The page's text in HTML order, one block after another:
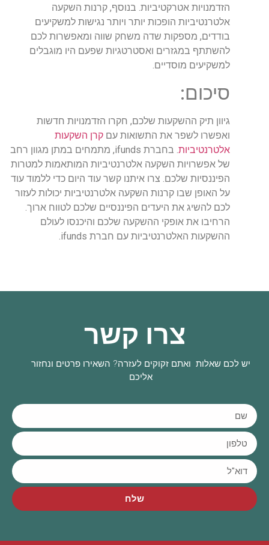
הזדמנויות אטרקטיביות. בנוסף, קרנות השקעה
אלטרנטיביות הופכות יותר ויותר נגישות למשקיעים
בודדים, מספקות שדה משחק שווה ומאפשרות לכם
להשתתף במגזרים ואסטרטגיות שפעם היו מוגבלים
למשקיעים מוסדיים.
סיכום:
גיוון תיק ההשקעות שלכם, חקרו הזדמנויות חדשות
ואפשרו לשפר את התשואות עם קרן השקעות
אלטרנטיביות
. בחברת ifunds, מתמחים במתן מגוון רחב
של אפשרויות השקעה אלטרנטיביות המותאמות למטרות
הפיננסיות שלכם. צרו איתנו קשר עוד היום כדי ללמוד עוד
על האופן שבו קרנות השקעה אלטרנטיביות יכולות לעזור
לכם להשיג את היעדים הפיננסיים שלכם לטווח ארוך.
הרחיבו את אופקי ההשקעה שלכם והיכנסו לעולם
ההשקעות האלטרנטיביות עם חברת ifunds.
צרו קשר
יש לכם שאלות ואתם זקוקים לעזרה? השאירו פרטים ונחזור
אליכם
שלח